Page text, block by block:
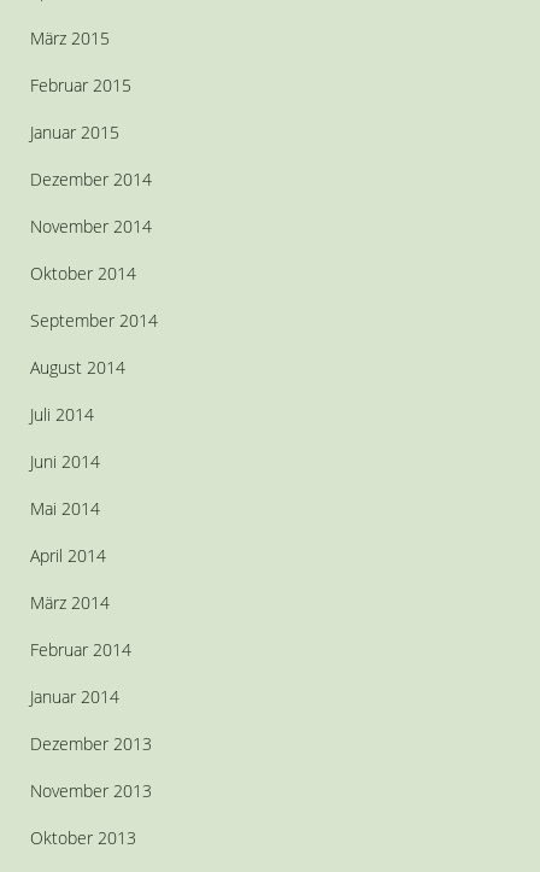
März 2015
Februar 2015
Januar 2015
Dezember 2014
November 2014
Oktober 2014
September 2014
August 2014
Juli 2014
Juni 2014
Mai 2014
April 2014
März 2014
Februar 2014
Januar 2014
Dezember 2013
November 2013
Oktober 2013